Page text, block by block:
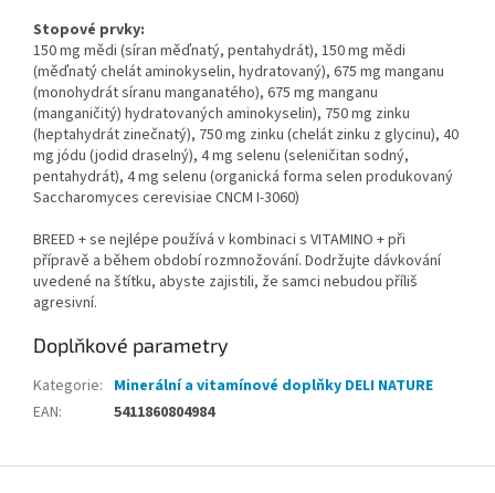
Stopové prvky:
150 mg mědi (síran měďnatý, pentahydrát), 150 mg mědi
(měďnatý chelát aminokyselin, hydratovaný), 675 mg manganu
(monohydrát síranu manganatého), 675 mg manganu
(manganičitý) hydratovaných aminokyselin), 750 mg zinku
(heptahydrát zinečnatý), 750 mg zinku (chelát zinku z glycinu), 40
mg jódu (jodid draselný), 4 mg selenu (seleničitan sodný,
pentahydrát), 4 mg selenu (organická forma selen produkovaný
Saccharomyces cerevisiae CNCM I-3060)
BREED + se nejlépe používá v kombinaci s VITAMINO + při
přípravě a během období rozmnožování. Dodržujte dávkování
uvedené na štítku, abyste zajistili, že samci nebudou příliš
agresivní.
Doplňkové parametry
Kategorie: Minerální a vitamínové doplňky DELI NATURE
EAN: 5411860804984